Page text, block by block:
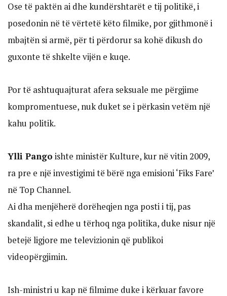
Ose të paktën ai dhe kundërshtarët e tij politikë, i
posedonin në të vërtetë këto filmike, por gjithmonë i
mbajtën si armë, për ti përdorur sa kohë dikush do
guxonte të shkelte vijën e kuqe.
Por të ashtuquajturat afera seksuale me përgjime
kompromentuese, nuk duket se i përkasin vetëm një
kahu politik.
Ylli Pango ishte ministër Kulture, kur në vitin 2009,
ra pre e një investigimi të bërë nga emisioni ‘Fiks Fare’
në Top Channel.
Ai dha menjëherë dorëheqjen nga posti i tij, pas
skandalit, si edhe u tërhoq nga politika, duke nisur një
betejë ligjore me televizionin që publikoi
videopërgjimin.
Ish-ministri u kap në filmime duke i kërkuar favore